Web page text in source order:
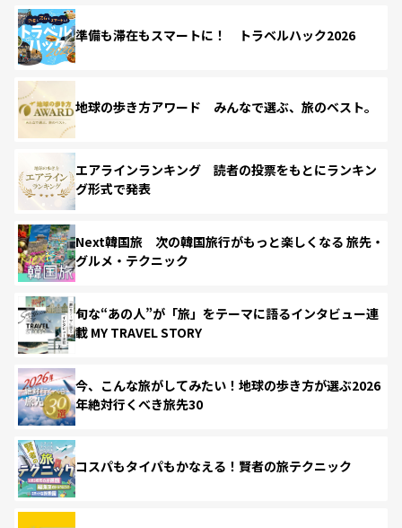
準備も滞在もスマートに！ トラベルハック2026
地球の歩き方アワード みんなで選ぶ、旅のベスト。
エアラインランキング 読者の投票をもとにランキン
グ形式で発表
Next韓国旅 次の韓国旅行がもっと楽しくなる 旅先・
グルメ・テクニック
旬な“あの人”が「旅」をテーマに語るインタビュー連
載 MY TRAVEL STORY
今、こんな旅がしてみたい！地球の歩き方が選ぶ2026
年絶対行くべき旅先30
コスパもタイパもかなえる！賢者の旅テクニック